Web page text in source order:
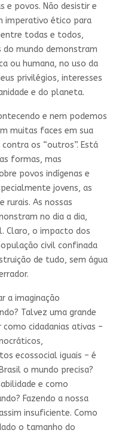
e povos. Não desistir e
imperativo ético para
todas e todos,
do mundo demonstram
ou humana, no uso da
privilégios, interesses
e do planeta.
e nem podemos
muitas faces em sua
os “outros”. Está
formas, mas
povos indígenas e
jovens, as
rurais. As nossas
no dia a dia,
Claro, o impacto dos
civil confinada
de tudo, sem água
a imaginação
Talvez uma grande
cidadanias ativas –
ecossocial iguais – é
o mundo precisa?
e como
Fazendo a nossa
insuficiente. Como
o tamanho do